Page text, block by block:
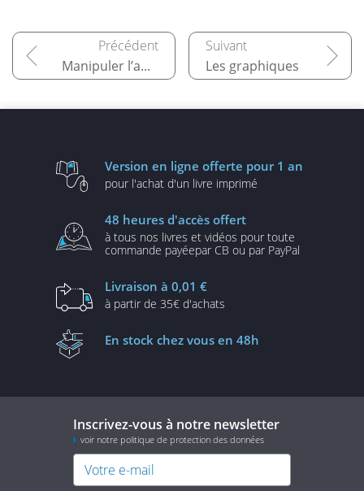
Manipuler l’application Excel Les graphiques
Version en ligne offerte pour 1 an
pour l'achat d'un livre imprimé
48 heures d'accès offert
à tous nos livres et vidéos pour toute
commande payéepar CB ou par PayPal
Livraison à 0,01 €
à partir de 35€ d'achats
En stock chez vous en 48h
Inscrivez-vous à notre newsletter
voir notre politique de protection des données